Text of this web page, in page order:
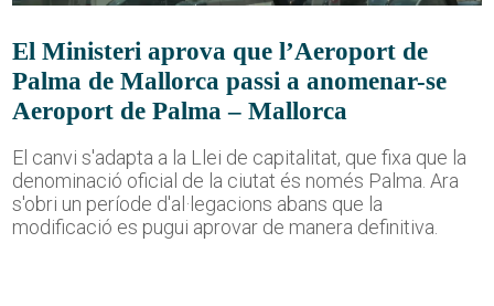
El Ministeri aprova que l’Aeroport de
Palma de Mallorca passi a anomenar-se
Aeroport de Palma – Mallorca
El canvi s'adapta a la Llei de capitalitat, que fixa que la
denominació oficial de la ciutat és només Palma. Ara
s'obri un període d'al·legacions abans que la
modificació es pugui aprovar de manera definitiva.